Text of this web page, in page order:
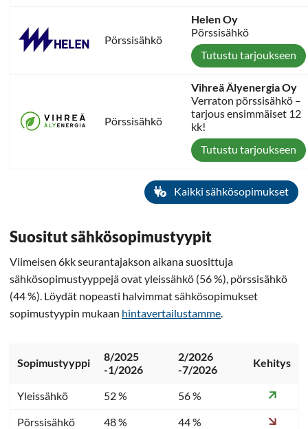
Pörssisähkö
Helen Oy
Pörssisähkö
Tutustu tarjoukseen
Pörssisähkö
Vihreä Älyenergia Oy
Verraton pörssisähkö –
tarjous ensimmäiset 12
kk!
Tutustu tarjoukseen
Kaikki sähkösopimukset
Suositut sähkösopimustyypit
Viimeisen 6kk seurantajakson aikana suosittuja
sähkösopimustyyppejä ovat yleissähkö (56 %), pörssisähkö
(44 %). Löydät nopeasti halvimmat sähkösopimukset
sopimustyypin mukaan hintavertailustamme
Sopimustyyppi
8/2025
-1/2026
2/2026
-7/2026
Kehitys
Yleissähkö 52 %
56 %
Pörssisähkö
48 % 44 %